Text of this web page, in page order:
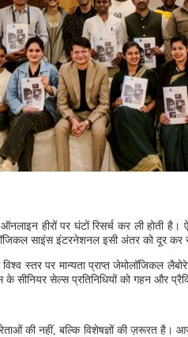
हीरों पर घंटों रिसर्च कर ली होती है।
साइंस इंटरनेशनल इसी अंतर को दूर कर
स्तर पर मान्यता प्राप्त जेमोलॉजिकल
सीनियर सेल्स प्रतिनिधियों को गहन और
की नहीं, बल्कि विशेषज्ञों की ज़रूरत